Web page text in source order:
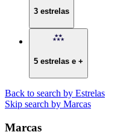
3 estrelas
5 estrelas e +
Back to search by Estrelas
Skip search by Marcas
Marcas